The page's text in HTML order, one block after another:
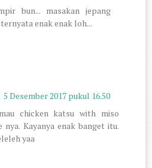
bun... masakan jepang
enak enak loh...
5 Desember 2017 pukul 16.50
chicken katsu with miso
nya. Kayanya enak banget itu.
yaa